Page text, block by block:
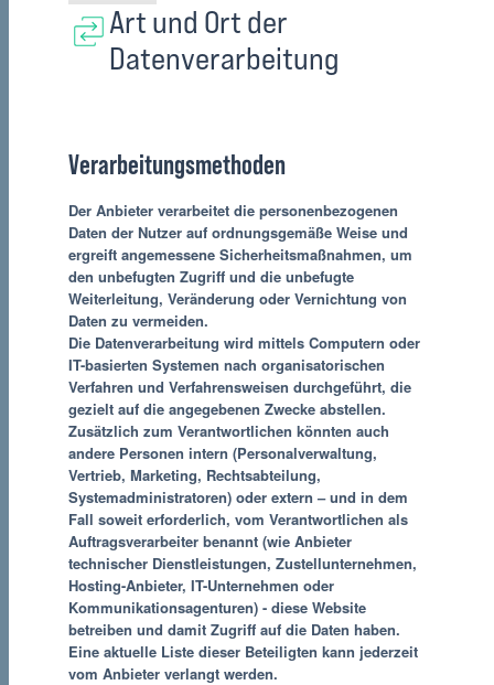
Art und Ort der
Datenverarbeitung
Verarbeitungsmethoden
Der Anbieter verarbeitet die personenbezogenen
Daten der Nutzer auf ordnungsgemäße Weise und
ergreift angemessene Sicherheitsmaßnahmen, um
den unbefugten Zugriff und die unbefugte
Weiterleitung, Veränderung oder Vernichtung von
Daten zu vermeiden.
Die Datenverarbeitung wird mittels Computern oder
IT-basierten Systemen nach organisatorischen
Verfahren und Verfahrensweisen durchgeführt, die
gezielt auf die angegebenen Zwecke abstellen.
Zusätzlich zum Verantwortlichen könnten auch
andere Personen intern (Personalverwaltung,
Vertrieb, Marketing, Rechtsabteilung,
Systemadministratoren) oder extern – und in dem
Fall soweit erforderlich, vom Verantwortlichen als
Auftragsverarbeiter benannt (wie Anbieter
technischer Dienstleistungen, Zustellunternehmen,
Hosting-Anbieter, IT-Unternehmen oder
Kommunikationsagenturen) - diese Website
betreiben und damit Zugriff auf die Daten haben.
Eine aktuelle Liste dieser Beteiligten kann jederzeit
vom Anbieter verlangt werden.